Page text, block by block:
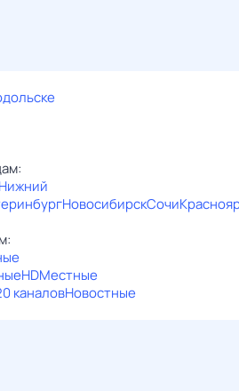
Нижний
НовосибирскСочи
HDМестные
каналовНовостные